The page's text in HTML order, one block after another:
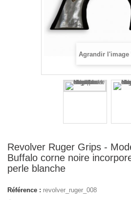
Agrandir l'image
Revolver Ruger Grips -
Buffalo corne noire
perle blanche
Référence : revolver_ruger_008